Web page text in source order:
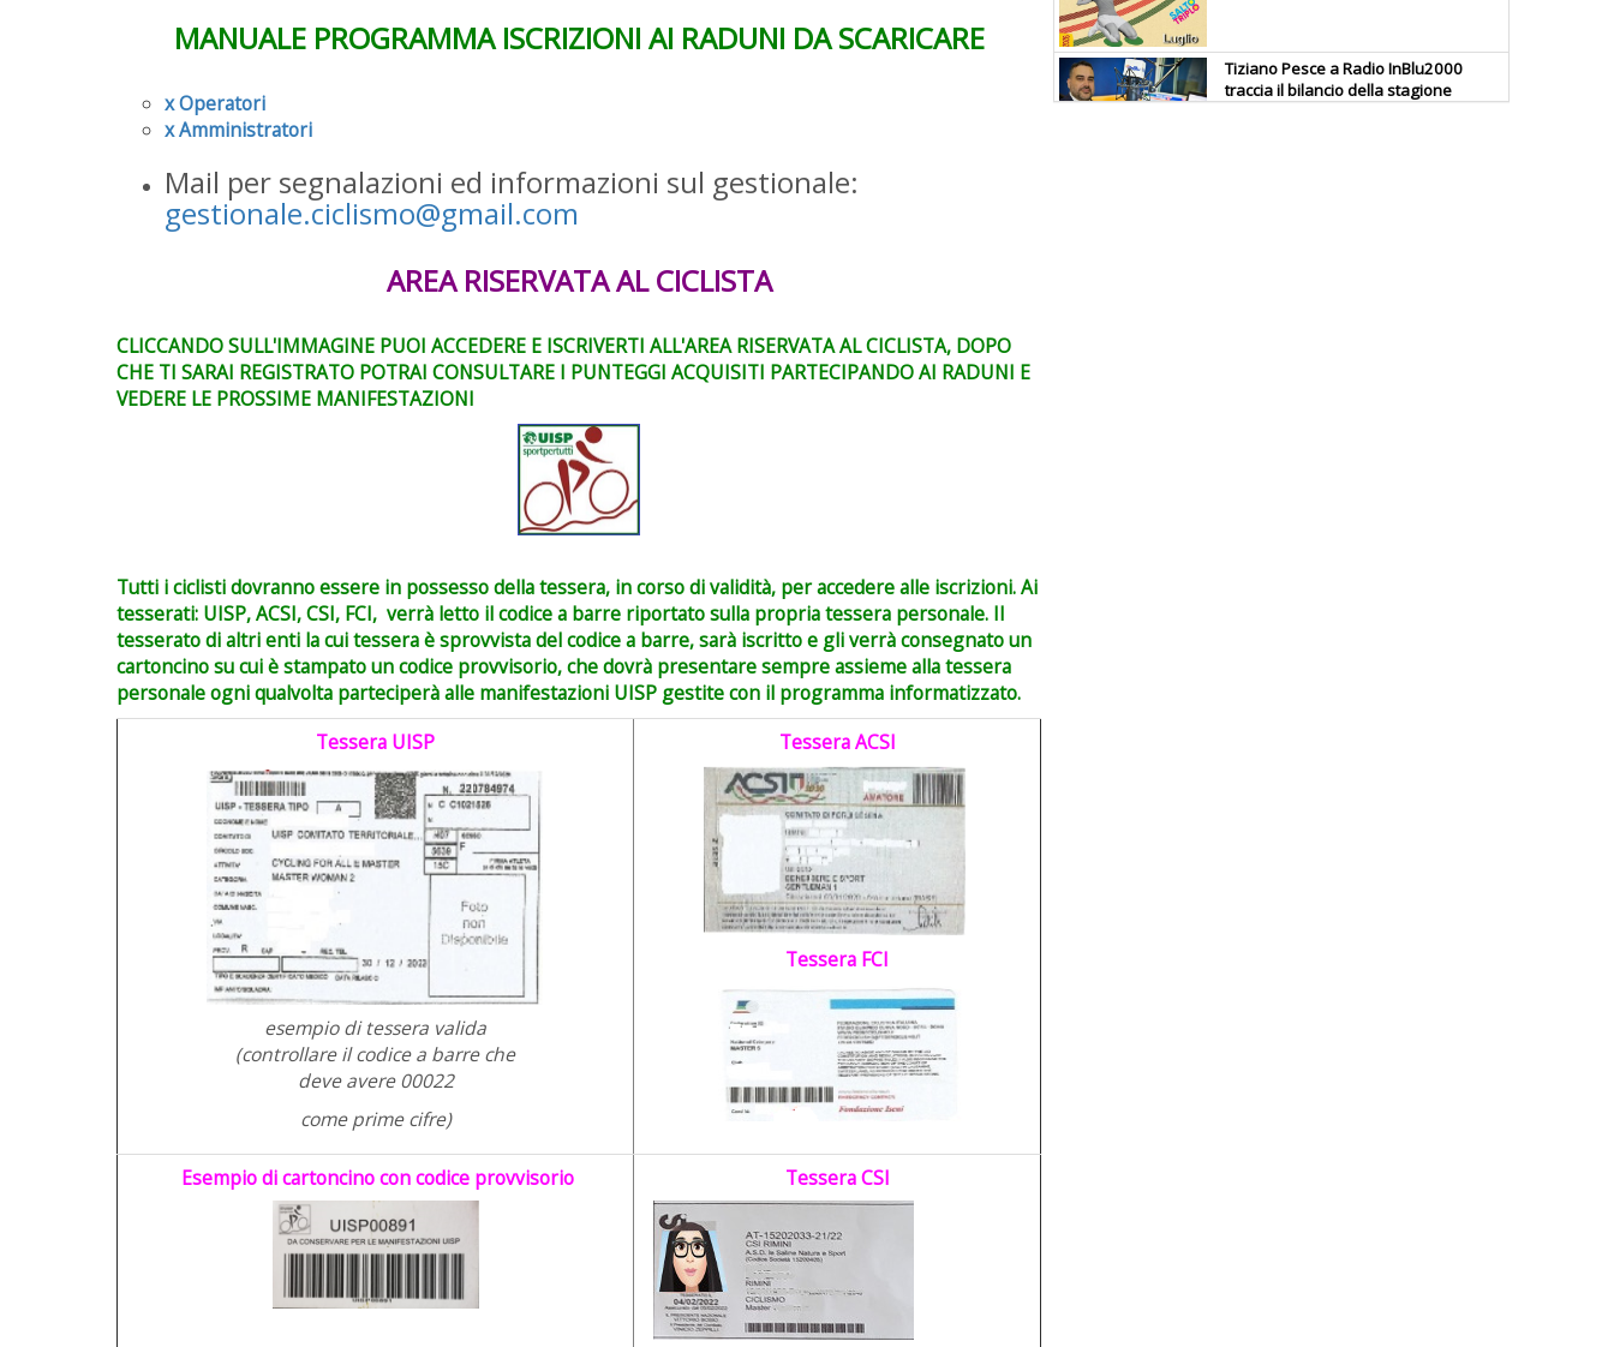
MANUALE PROGRAMMA ISCRIZIONI AI RADUNI DA SCARICARE
x Operatori
x Amministratori
Mail per segnalazioni ed informazioni sul gestionale:
gestionale.ciclismo@gmail.com
AREA RISERVATA AL CICLISTA
CLICCANDO SULL'IMMAGINE PUOI ACCEDERE E ISCRIVERTI ALL'AREA RISERVATA AL CICLISTA, DOPO
CHE TI SARAI REGISTRATO POTRAI CONSULTARE I PUNTEGGI ACQUISITI PARTECIPANDO AI RADUNI E
VEDERE LE PROSSIME MANIFESTAZIONI
Tutti i ciclisti dovranno essere in possesso della tessera, in corso di validità, per accedere alle iscrizioni. Ai
tesserati: UISP, ACSI, CSI, FCI, verrà letto il codice a barre riportato sulla propria tessera personale. Il
tesserato di altri enti la cui tessera è sprovvista del codice a barre, sarà iscritto e gli verrà consegnato un
cartoncino su cui è stampato un codice provvisorio, che dovrà presentare sempre assieme alla tessera
personale ogni qualvolta parteciperà alle manifestazioni UISP gestite con il programma informatizzato.
Tessera UISP
esempio di tessera valida
(controllare il codice a barre che
deve avere 00022
come prime cifre)
Tessera ACSI
Tessera FCI
Esempio di cartoncino con codice provvisorio Tessera CSI
Tiziano Pesce a Radio InBlu2000
traccia il bilancio della stagione